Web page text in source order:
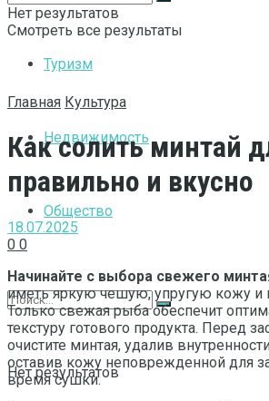
Туризм
Недвижимость
Общество
Нет результатов
Нет результатов
Смотреть все результаты
Главная Культура
Как солить минтай
правильно и вкусно
18.07.2025
0 0
Начинайте с выбора свежего
иметь яркую чешую, упругую кожу и
Только свежая рыба обеспечит
текстуру готового продукта. Перед
очистите минтая, удалив
оставив кожу неповрежденной для
время сушки.